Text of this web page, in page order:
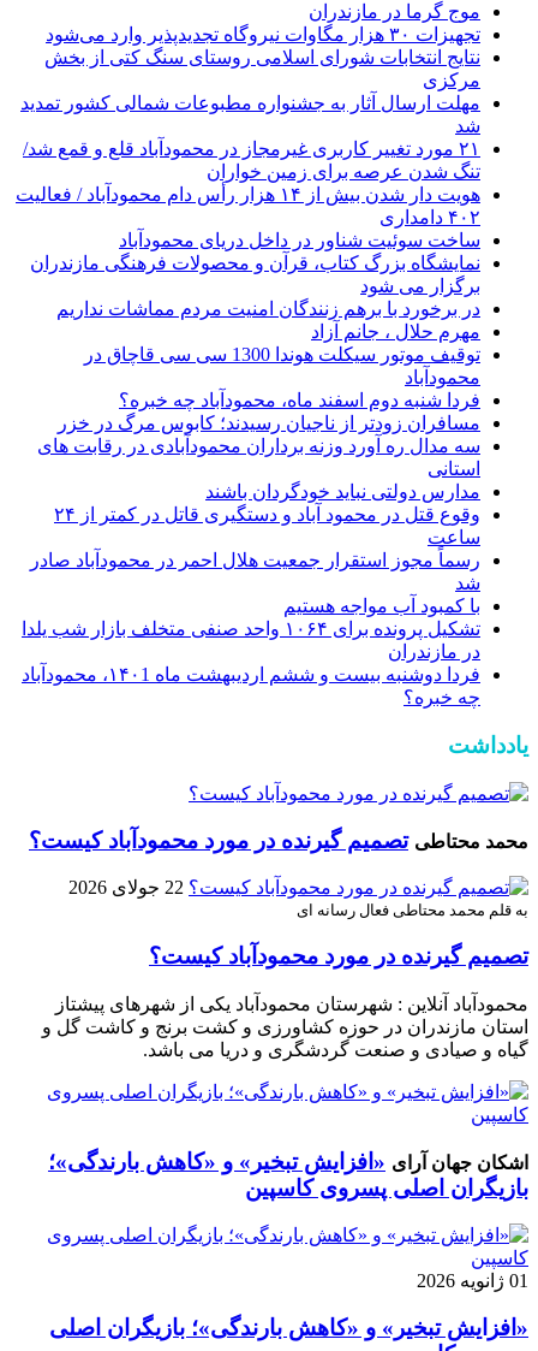
موج گرما در مازندران
تجهیزات ۳۰ هزار مگاوات نیروگاه‌ تجدیدپذیر وارد می‌شود
نتایج انتخابات شورای اسلامی روستای سنگ کتی از بخش
مرکزی
مهلت ارسال آثار به جشنواره مطبوعات شمالی کشور تمدید
شد
۲۱ مورد تغییر کاربری غیرمجاز در محمودآباد قلع و قمع شد/
تنگ شدن عرصه برای زمین خواران
هویت دار شدن بیش از ۱۴ هزار رأس دام محمودآباد / فعالیت
۴۰۲ دامداری
ساخت سوئیت شناور در داخل دریای محمودآباد
نمایشگاه بزرگ کتاب، قرآن و محصولات فرهنگی مازندران
برگزار می شود
در برخورد با برهم زنندگان امنیت مردم مماشات نداریم
مهرم حلال ، جانم آزاد
توقیف موتور سیکلت هوندا 1300 سی سی قاچاق در
محمودآباد
فردا شنبه دوم اسفند ماه، محمودآباد چه خبره؟
مسافران زودتر از ناجیان رسیدند؛ کابوس مرگ در خزر
سه مدال ره آورد وزنه برداران محمودآبادی در رقابت های
استانی
مدارس دولتی نباید خودگردان باشند
وقوع قتل در محمود آباد و دستگیری قاتل در کمتر از ۲۴
ساعت
رسماً مجوز استقرار جمعیت هلال احمر در محمودآباد صادر
شد
با کمبود آب مواجه هستیم
تشکیل پرونده برای ۱۰۶۴ واحد صنفی متخلف بازار شب یلدا
در مازندران
فردا دوشنبه بیست و ششم اردیبهشت ماه ۱۴۰1، محمودآباد
چه خبره؟
یادداشت
محمد محتاطی تصمیم گیرنده در مورد محمودآباد کیست؟
22 جولای 2026
به قلم محمد محتاطی فعال رسانه ای
تصمیم گیرنده در مورد محمودآباد کیست؟
محمودآباد آنلاین : شهرستان محمودآباد یکی از شهرهای پیشتاز
استان مازندران در حوزه کشاورزی و کشت برنج و کاشت گل و
گیاه و صیادی و صنعت گردشگری و دریا می باشد.
اشکان جهان آرای «افزایش تبخیر» و «کاهش بارندگی»؛
بازیگران اصلی پسروی کاسپین
01 ژانویه 2026
«افزایش تبخیر» و «کاهش بارندگی»؛ بازیگران اصلی